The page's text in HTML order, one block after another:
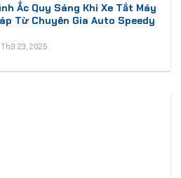
Ắc Quy Sáng Khi Xe Tắt Máy
Từ Chuyên Gia Auto Speedy
Th9 23, 2025